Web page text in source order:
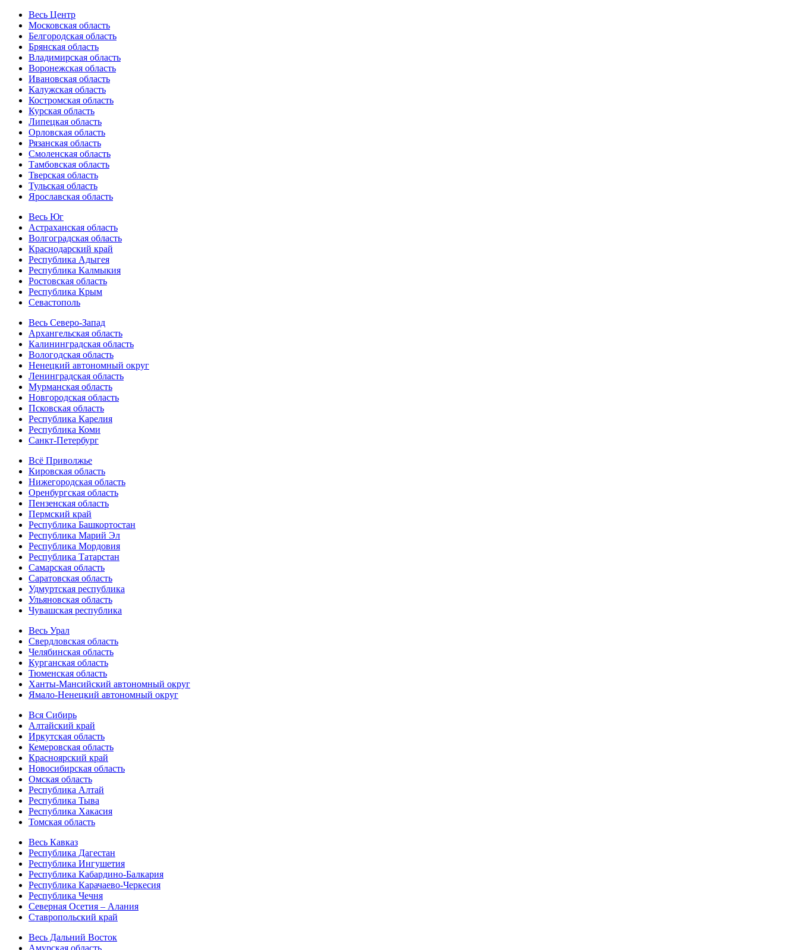
Весь Центр
Московская область
Белгородская область
Брянская область
Владимирская область
Воронежская область
Ивановская область
Калужская область
Костромская область
Курская область
Липецкая область
Орловская область
Рязанская область
Смоленская область
Тамбовская область
Тверская область
Тульская область
Ярославская область
Весь Юг
Астраханская область
Волгоградская область
Краснодарский край
Республика Адыгея
Республика Калмыкия
Ростовская область
Республика Крым
Севастополь
Весь Северо-Запад
Архангельская область
Калининградская область
Вологодская область
Ненецкий автономный округ
Ленинградская область
Мурманская область
Новгородская область
Псковская область
Республика Карелия
Республика Коми
Санкт-Петербург
Всё Приволжье
Кировская область
Нижегородская область
Оренбургская область
Пензенская область
Пермский край
Республика Башкортостан
Республика Марий Эл
Республика Мордовия
Республика Татарстан
Самарская область
Саратовская область
Удмуртская республика
Ульяновская область
Чувашская республика
Весь Урал
Свердловская область
Челябинская область
Курганская область
Тюменская область
Ханты-Мансийский автономный округ
Ямало-Ненецкий автономный округ
Вся Сибирь
Алтайский край
Иркутская область
Кемеровская область
Красноярский край
Новосибирская область
Омская область
Республика Алтай
Республика Тыва
Республика Хакасия
Томская область
Весь Кавказ
Республика Дагестан
Республика Ингушетия
Республика Кабардино-Балкария
Республика Карачаево-Черкесия
Республика Чечня
Северная Осетия – Алания
Ставропольский край
Весь Дальний Восток
Амурская область